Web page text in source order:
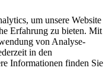
um unsere Website
Erfahrung zu bieten. Mit
von Analyse-
in den
Informationen finden Sie